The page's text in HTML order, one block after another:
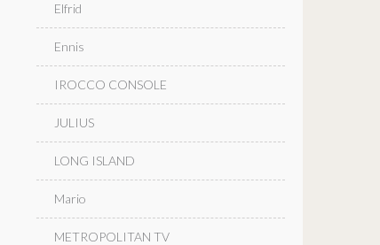
Elfrid
Ennis
IROCCO CONSOLE
JULIUS
LONG ISLAND
Mario
METROPOLITAN TV